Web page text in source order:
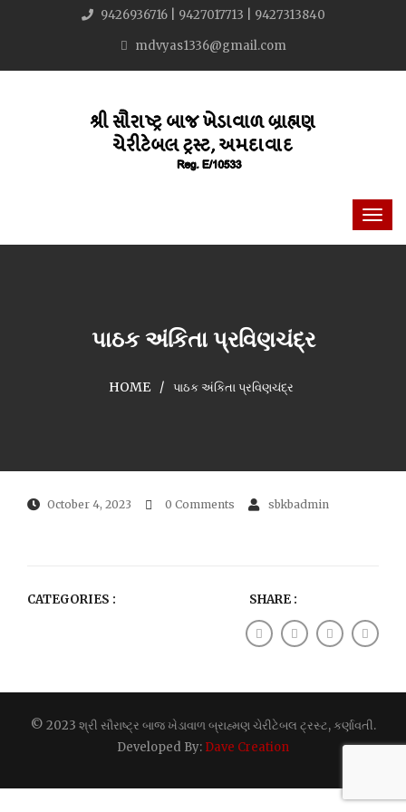
9426936716 | 9427017713 | 9427313840
mdvyas1336@gmail.com
પાઠક અંકિતા પ્રવિણચંદ્ર
HOME પાઠક અંકિતા પ્રવિણચંદ્ર
October 4, 2023 0 Comments sbkbadmin
CATEGORIES : SHARE :
© 2023 શ્રી સૌરાષ્ટ્ર બાજ ખેડાવાળ બ્રાહ્મણ ચેરીટેબલ ટ્રસ્ટ, કર્ણાવતી.
Developed By: Dave Creation